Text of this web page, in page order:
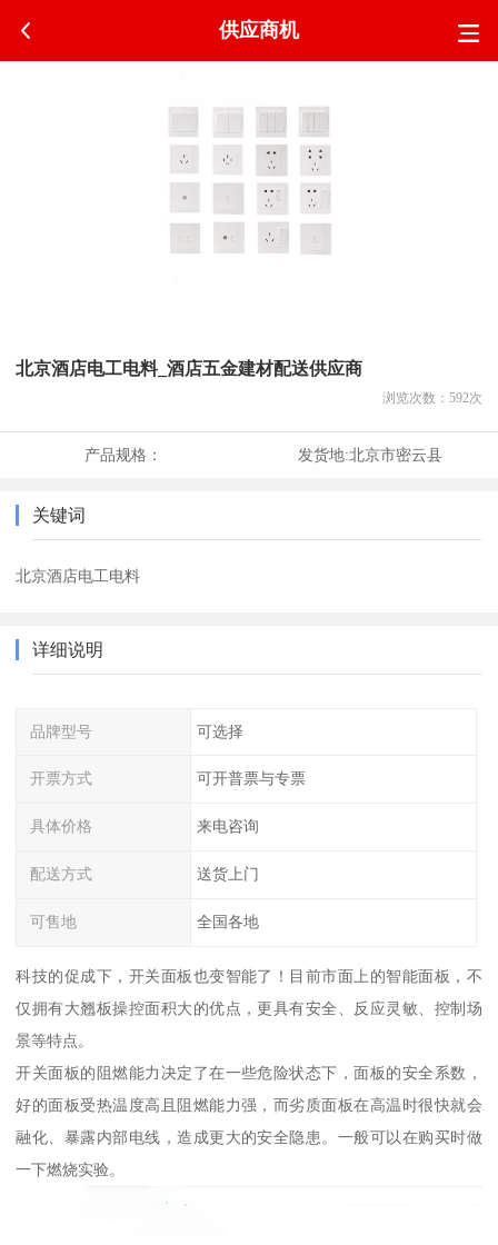
供应商机
北京酒店电工电料_酒店五金建材配送供应商
浏览次数： 592次
产品规格： 发货地:北京市密云县
关键词
北京酒店电工电料
详细说明
品牌型号 可选择
开票方式 可开普票与专票
具体价格 来电咨询
配送方式 送货上门
可售地 全国各地
科技的促成下，开关面板也变智能了！目前市面上的智能面板，不
仅拥有大翘板操控面积大的优点，更具有安全、反应灵敏、控制场
景等特点。
开关面板的阻燃能力决定了在一些危险状态下，面板的安全系数，
好的面板受热温度高且阻燃能力强，而劣质面板在高温时很快就会
融化、暴露内部电线，造成更大的安全隐患。一般可以在购买时做
一下燃烧实验。